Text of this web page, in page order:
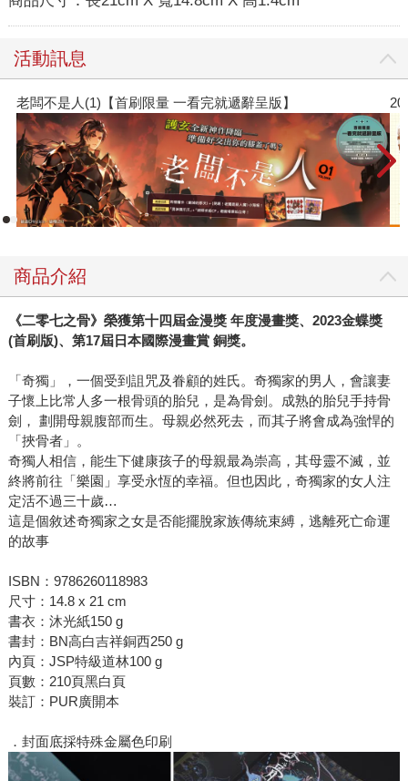
活動訊息
老闆不是人(1)【首刷限量 一看完就遞辭呈版】
商品介紹
《二零七之骨》榮獲第十四屆金漫獎 年度漫畫獎、2023金蝶獎
(首刷版)、第17屆日本國際漫畫賞 銅獎。
「奇獨」，一個受到詛咒及眷顧的姓氏。奇獨家的男人，會讓妻
子懷上比常人多一根骨頭的胎兒，是為骨劍。成熟的胎兒手持骨
劍， 劃開母親腹部而生。母親必然死去，而其子將會成為強悍的
「挾骨者」。
奇獨人相信，能生下健康孩子的母親最為崇高，其母靈不滅，並
終將前往「樂園」享受永恆的幸福。但也因此，奇獨家的女人注
定活不過三十歲…
這是個敘述奇獨家之女是否能擺脫家族傳統束縛，逃離死亡命運
的故事
ISBN：9786260118983
尺寸：14.8 x 21 cm
書衣：沐光紙150 g
書封：BN高白吉祥銅西250 g
內頁：JSP特級道林100 g
頁數：210頁黑白頁
裝訂：PUR廣開本
．封面底採特殊金屬色印刷